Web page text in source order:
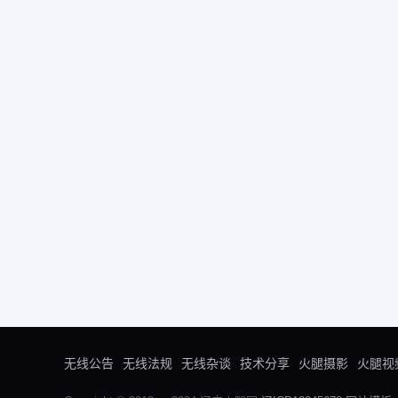
无线公告 无线法规 无线杂谈 技术分享 火腿摄影 火腿视